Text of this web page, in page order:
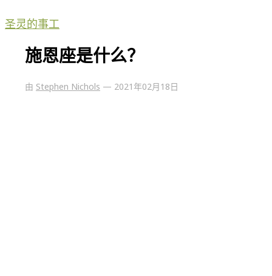
圣灵的事工
施恩座是什么？
由 Stephen Nichols — 2021年02月18日